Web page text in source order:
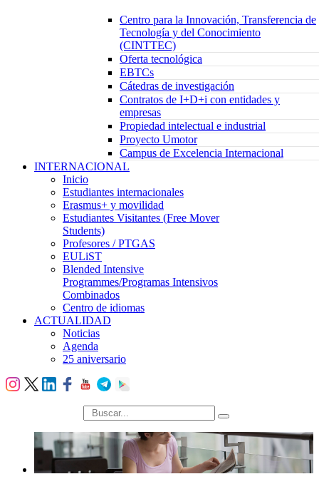
Centro para la Innovación, Transferencia de
Tecnología y del Conocimiento
(CINTTEC)
Oferta tecnológica
EBTCs
Cátedras de investigación
Contratos de I+D+i con entidades y
empresas
Propiedad intelectual e industrial
Proyecto Umotor
Campus de Excelencia Internacional
INTERNACIONAL
Inicio
Estudiantes internacionales
Erasmus+ y movilidad
Estudiantes Visitantes (Free Mover
Students)
Profesores / PTGAS
EULiST
Blended Intensive
Programmes/Programas Intensivos
Combinados
Centro de idiomas
ACTUALIDAD
Noticias
Agenda
25 aniversario
búsqueda